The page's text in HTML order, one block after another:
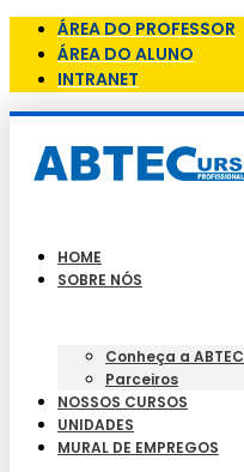
ÁREA DO PROFESSOR
ÁREA DO ALUNO
INTRANET
HOME
SOBRE NÓS
Conheça a ABTEC
Parceiros
NOSSOS CURSOS
UNIDADES
MURAL DE EMPREGOS